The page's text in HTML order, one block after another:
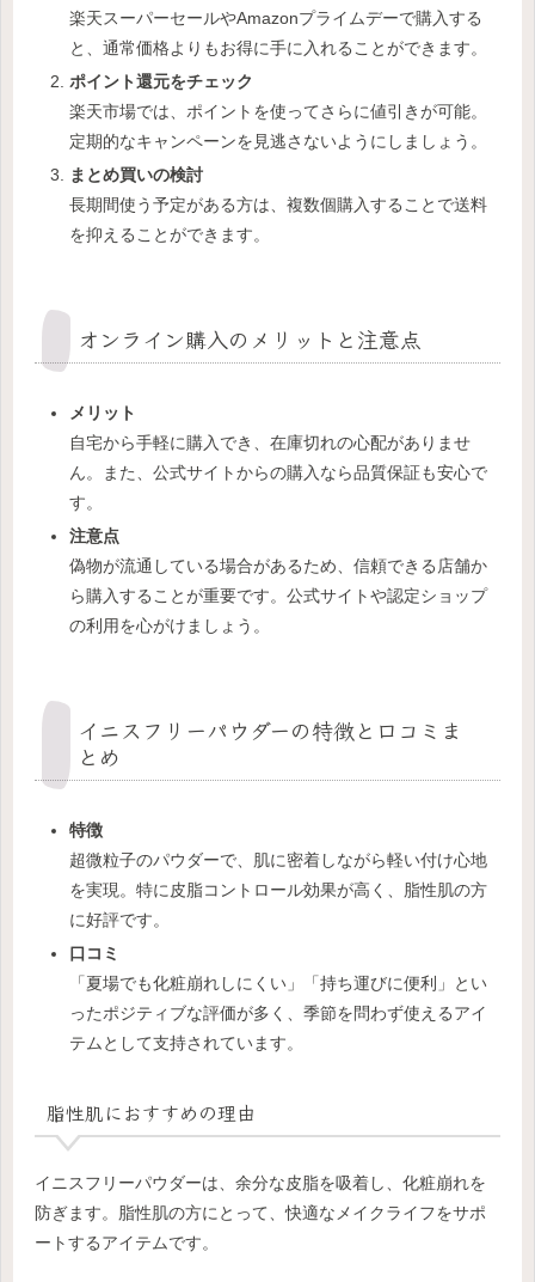
楽天スーパーセールやAmazonプライムデーで購入する
と、通常価格よりもお得に手に入れることができます。
ポイント還元をチェック
楽天市場では、ポイントを使ってさらに値引きが可能。
定期的なキャンペーンを見逃さないようにしましょう。
まとめ買いの検討
長期間使う予定がある方は、複数個購入することで送料
を抑えることができます。
オンライン購入のメリットと注意点
メリット
自宅から手軽に購入でき、在庫切れの心配がありませ
ん。また、公式サイトからの購入なら品質保証も安心で
す。
注意点
偽物が流通している場合があるため、信頼できる店舗か
ら購入することが重要です。公式サイトや認定ショップ
の利用を心がけましょう。
イニスフリーパウダーの特徴と口コミま
とめ
特徴
超微粒子のパウダーで、肌に密着しながら軽い付け心地
を実現。特に皮脂コントロール効果が高く、脂性肌の方
に好評です。
口コミ
「夏場でも化粧崩れしにくい」「持ち運びに便利」とい
ったポジティブな評価が多く、季節を問わず使えるアイ
テムとして支持されています。
脂性肌におすすめの理由
イニスフリーパウダーは、余分な皮脂を吸着し、化粧崩れを
防ぎます。脂性肌の方にとって、快適なメイクライフをサポ
ートするアイテムです。